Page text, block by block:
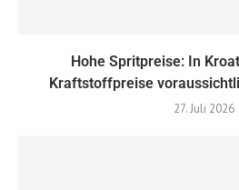
Hohe Spritpreise: In
Kraftstoffpreise
27. Juli 2026